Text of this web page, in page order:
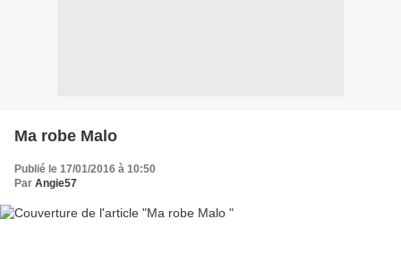
Ma robe Malo
Publié le 17/01/2016 à 10:50
Par Angie57